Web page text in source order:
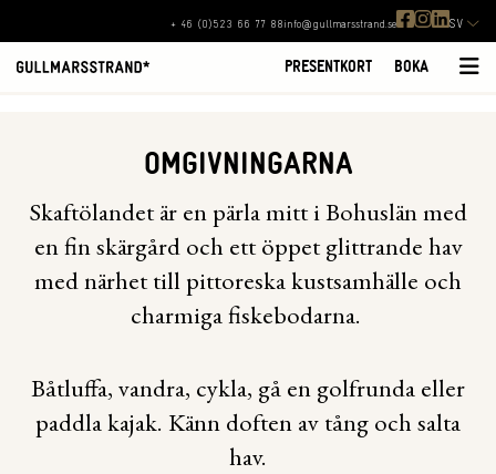
+ 46 (0)523 66 77 88 info@gullmarsstrand.se SV
PRESENTKORT BOKA
OMGIVNINGARNA
Skaftölandet är en pärla mitt i Bohuslän med
en fin skärgård och ett öppet glittrande hav
med närhet till pittoreska kustsamhälle och
charmiga fiskebodarna.
Båtluffa, vandra, cykla, gå en golfrunda eller
paddla kajak. Känn doften av tång och salta
hav.